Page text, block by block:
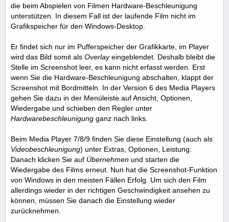
die beim Abspielen von Filmen Hardware-Beschleunigung
unterstützen. In diesem Fall ist der laufende Film nicht im
Grafikspeicher für den Windows-Desktop.
Er findet sich nur im Pufferspeicher der Grafikkarte, im Player
wird das Bild somit als Overlayeingeblendet. Deshalb bleibt die
Stelle im Screenshot leer, es kann nicht erfasst werden. Erst
wenn Sie die Hardware-Beschleunigung abschalten, klappt der
Screenshot mit Bordmitteln. In der Version 6 des Media Players
gehen Sie dazu in der Menüleiste auf Ansicht, Optionen,
Wiedergabe und schieben den Regler unter
Hardwarebeschleunigung ganz nach links.
Beim Media Player 7/8/9 finden Sie diese Einstellung (auch als
Videobeschleunigung) unter Extras, Optionen, Leistung.
Danach klicken Sie auf Übernehmen und starten die
Wiedergabe des Films erneut. Nun hat die Screenshot-Funktion
von Windows in den meisten Fällen Erfolg. Um sich den Film
allerdings wieder in der richtigen Geschwindigkeit ansehen zu
können, müssen Sie danach die Einstellung wieder
zurücknehmen.